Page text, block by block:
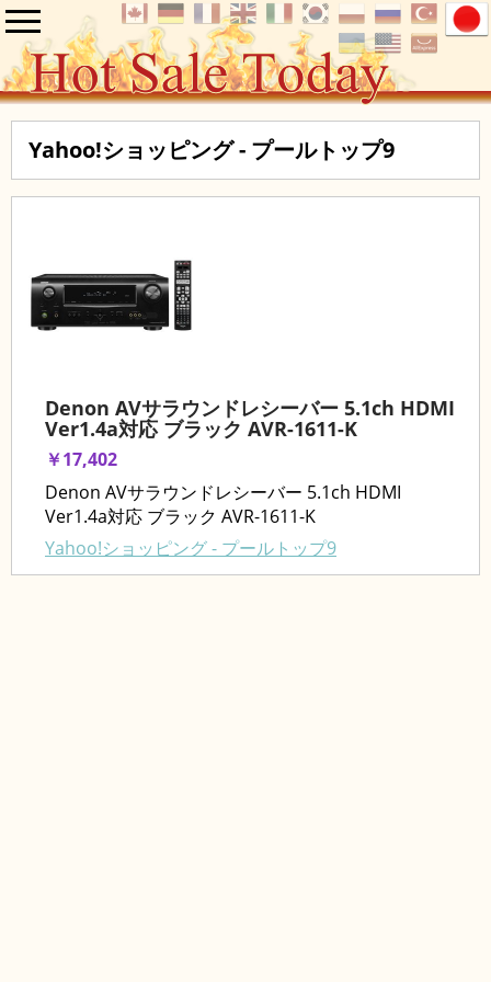
Yahoo!ショッピング - プールトップ9
Denon AVサラウンドレシーバー 5.1ch HDMI
Ver1.4a対応 ブラック AVR-1611-K
￥17,402
Denon AVサラウンドレシーバー 5.1ch HDMI
Ver1.4a対応 ブラック AVR-1611-K
Yahoo!ショッピング - プールトップ9